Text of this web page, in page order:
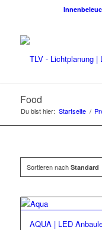
Food
Du bist hier: Startseite /
Sortieren nach Standard
AQUA | LED